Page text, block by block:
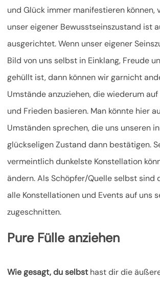
und Glück immer manifestieren können,
unser eigener Bewusstseinszustand ist
ausgerichtet. Wenn unser eigener
Bild von uns selbst in Einklang, Freude
gehüllt ist, dann können wir garnicht
Umstände anzuziehen, die wiederum
und Frieden basieren. Man könnte hier
Umständen sprechen, die uns unseren
glückseligen Zustand dann bestätigen.
vermeintlich dunkelste Konstellation
ändern. Als Schöpfer/Quelle selbst sind
alle Konstellationen und Events auf uns
zugeschnitten.
Pure Fülle anziehen
Wie gesagt, du selbsthast dir die